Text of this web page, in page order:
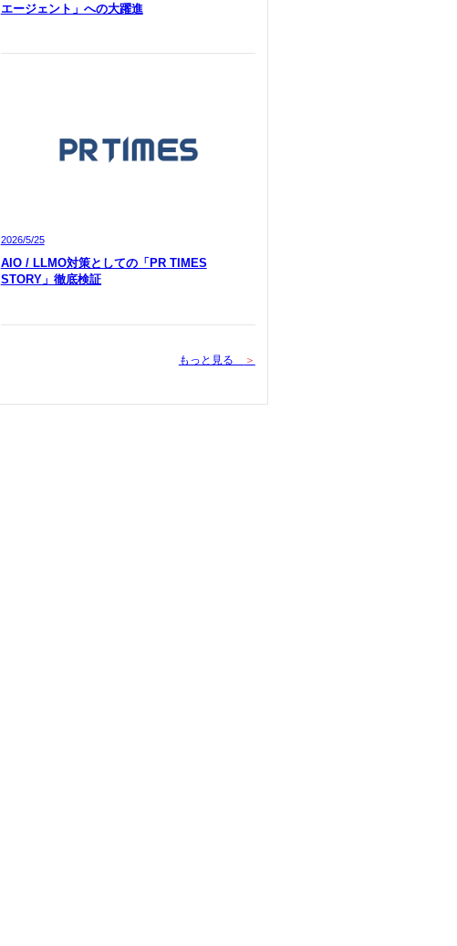
エージェント」への大躍進
2026/5/25
AIO / LLMO対策としての「PR TIMES
STORY」徹底検証
もっと見る ＞